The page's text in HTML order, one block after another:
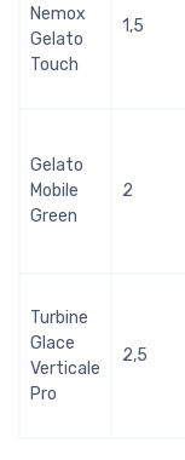
Nemox
Gelato
Touch
1,5
Gelato
Mobile
Green
2
Turbine
Glace
Verticale
Pro
2,5